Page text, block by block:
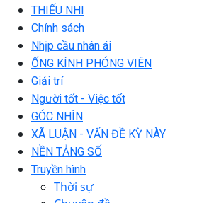
THIẾU NHI
Chính sách
Nhịp cầu nhân ái
ỐNG KÍNH PHÓNG VIÊN
Giải trí
Người tốt - Việc tốt
GÓC NHÌN
XÃ LUẬN - VẤN ĐỀ KỲ NÀY
NỀN TẢNG SỐ
Truyền hình
Thời sự